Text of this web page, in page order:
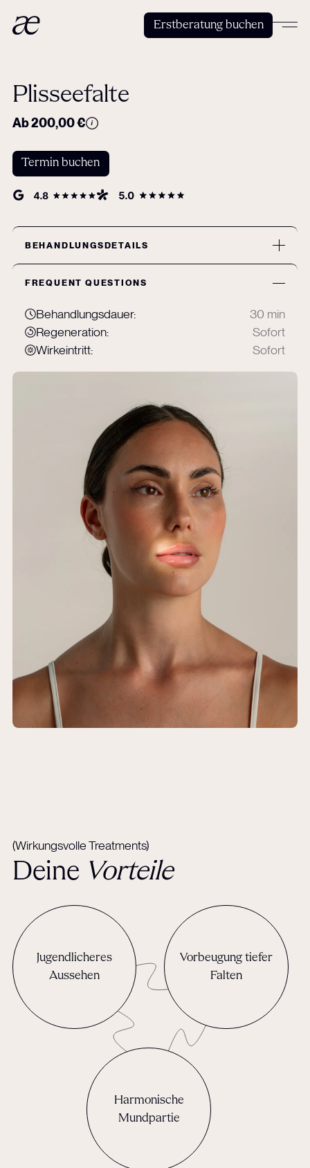
Erstberatung buchen
Plisseefalte
Ab 200,00 €
Termin buchen
BEHANDLUNGSDETAILS
FREQUENT QUESTIONS
Behandlungsdauer:
30 min
Regeneration:
Sofort
Wirkeintritt:
Sofort
(Wirkungsvolle Treatments)
Deine Vorteile
Jugendlicheres
Aussehen
Vorbeugung tiefer
Falten
Harmonische
Mundpartie